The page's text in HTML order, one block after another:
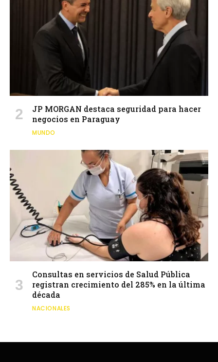
JP MORGAN destaca seguridad para hacer
negocios en Paraguay
MUNDO
Consultas en servicios de Salud Pública
registran crecimiento del 285% en la última
década
NACIONALES